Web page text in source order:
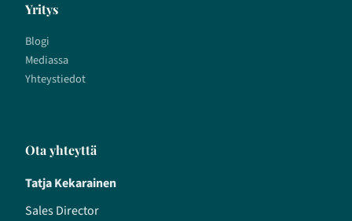
Yritys
Blogi
Mediassa
Yhteystiedot
Ota yhteyttä
Tatja Kekarainen
Sales Director